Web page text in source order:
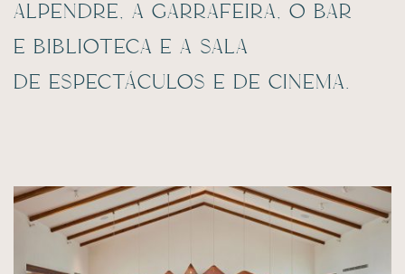
alpendre, a garrafeira, o bar
e biblioteca e a sala
de espectáculos e de cinema.